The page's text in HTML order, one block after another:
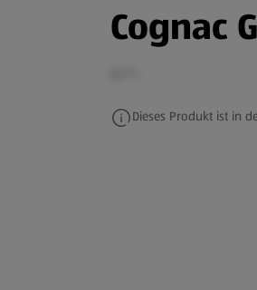
Cognac
Dieses Produkt ist in